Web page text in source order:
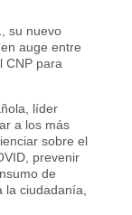
su nuevo
auge entre
CNP para
líder
a los más
sobre el
prevenir
de
la ciudadanía,